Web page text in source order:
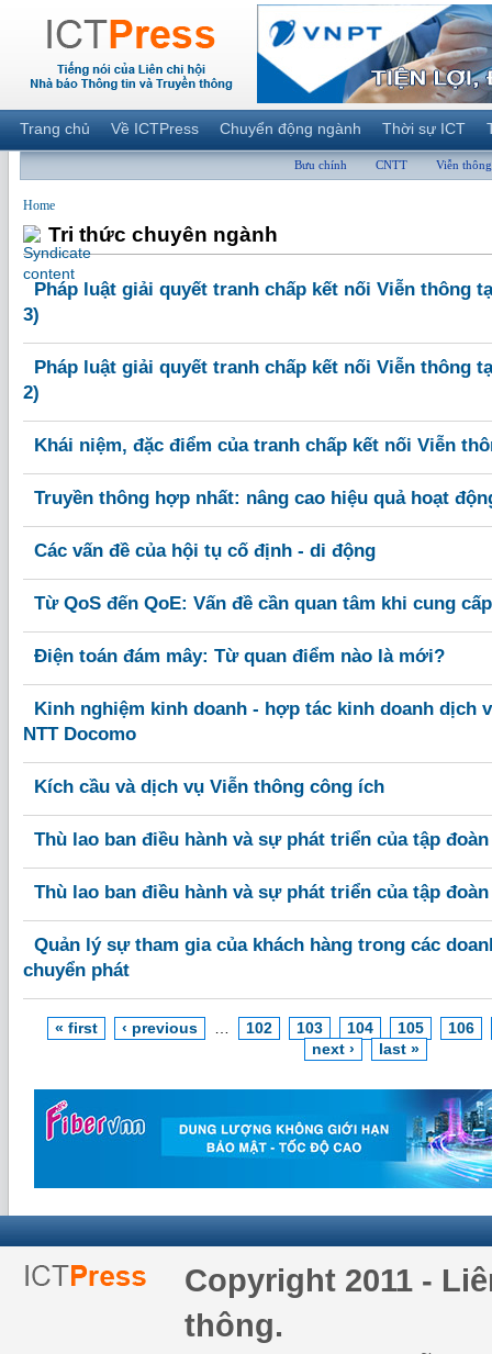
Trang chủ Về ICTPress Chuyển động ngành Thời sự ICT
Bưu chính CNTT Viễn thông
Home
Tri thức chuyên ngành
Pháp luật giải quyết tranh chấp kết nối Viễn thông
3)
Pháp luật giải quyết tranh chấp kết nối Viễn thông
2)
Khái niệm, đặc điểm của tranh chấp kết nối Viễn
Truyền thông hợp nhất: nâng cao hiệu quả hoạt
Các vấn đề của hội tụ cố định - di động
Từ QoS đến QoE: Vấn đề cần quan tâm khi cung
Điện toán đám mây: Từ quan điểm nào là mới?
Kinh nghiệm kinh doanh - hợp tác kinh doanh dịch
NTT Docomo
Kích cầu và dịch vụ Viễn thông công ích
Thù lao ban điều hành và sự phát triển của tập
Thù lao ban điều hành và sự phát triển của tập
Quản lý sự tham gia của khách hàng trong các
chuyển phát
« first ‹ previous 102 103 104 105
106
next ›
last »
Copyright 2011 -
thông.